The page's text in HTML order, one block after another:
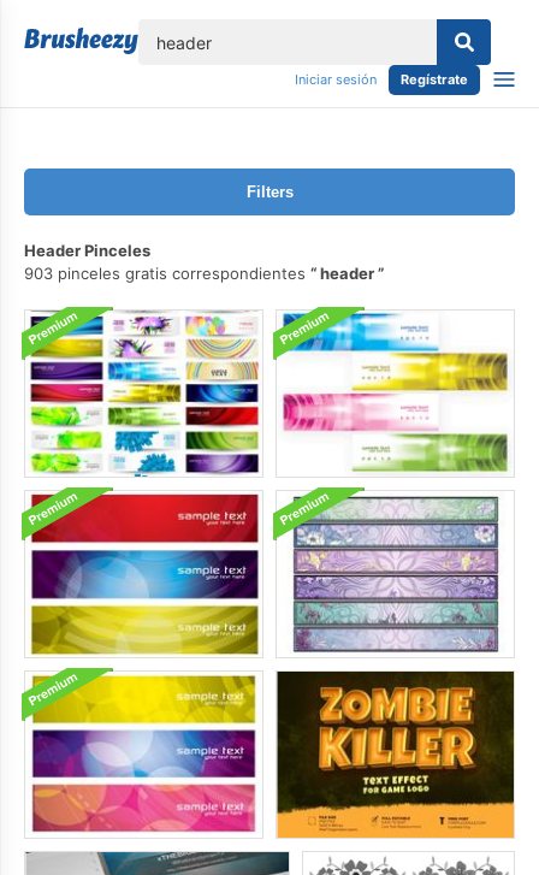
Iniciar sesión Regístrate
Filters
Header Pinceles
903 pinceles gratis correspondientes
header